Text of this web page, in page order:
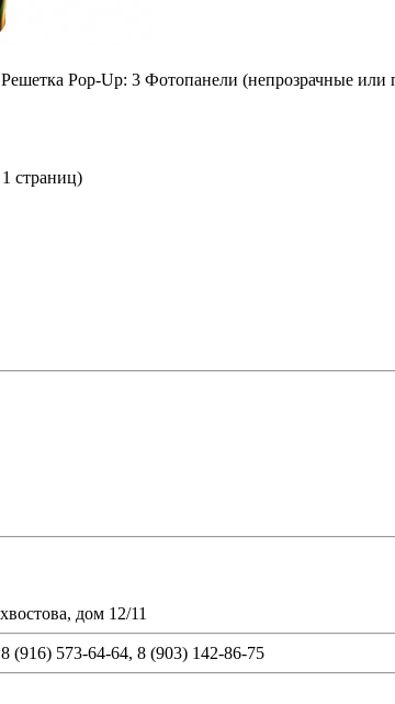
Решетка Pop-Up: 3 Фотопанели (непрозрачные или
страниц)
дом 12/11
(916) 573-64-64, 8 (903) 142-86-75